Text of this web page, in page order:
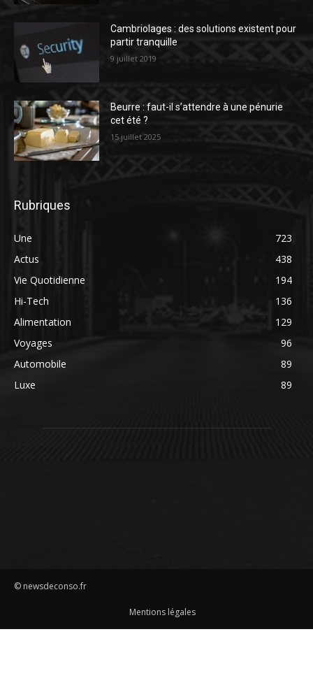
Cambriolages : des solutions existent pour
partir tranquille
9 juillet 2019
Beurre : faut-il s’attendre à une pénurie
cet été ?
15 juillet 2025
Rubriques
Une
723
Actus
438
Vie Quotidienne
194
Hi-Tech
136
Alimentation
129
Voyages
96
Automobile
89
Luxe
89
© newsdeconso.fr
Mentions légales